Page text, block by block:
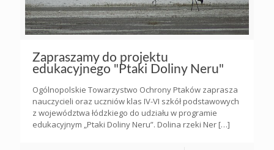
Zapraszamy do projektu
edukacyjnego "Ptaki Doliny Neru"
Ogólnopolskie Towarzystwo Ochrony Ptaków zaprasza
nauczycieli oraz uczniów klas IV-VI szkół podstawowych
z województwa łódzkiego do udziału w programie
edukacyjnym „Ptaki Doliny Neru”. Dolina rzeki Ner […]